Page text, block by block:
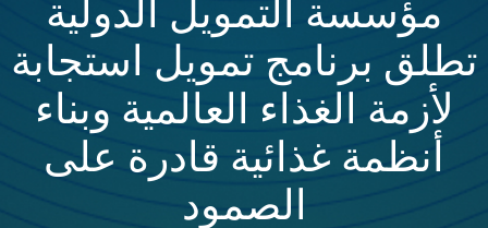
مؤسسة التمويل الدولية
تطلق برنامج تمويل استجابة
لأزمة الغذاء العالمية وبناء
أنظمة غذائية قادرة على
الصمود